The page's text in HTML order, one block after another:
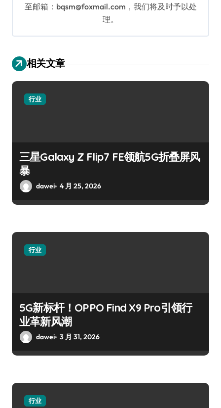
至邮箱：bqsm@foxmail.com，我们将及时予以处
理。
相关文章
行业
三星Galaxy Z Flip7 FE领航5G折叠屏风
暴
dawei 4 月 25, 2026
行业
5G新标杆！OPPO Find X9 Pro引领行
业革新风潮
dawei 3 月 31, 2026
行业